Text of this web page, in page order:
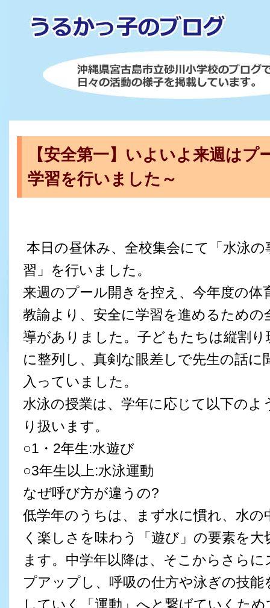
【安全第一】いよいよ来週は
学習を行いました～
本日の昼休み、全校集会にて「水泳の
習」を行いました。
来週のプール開きを控え、今年度の体
教諭より、安全に学習を進めるための
導がありました。子どもたちは縦割り
に整列し、真剣な眼差しで先生の話に
入っていました。
水泳の授業は、学年に応じて以下のよ
り扱います。
○1・2年生:水遊び
○3年生以上:水泳運動
なぜ呼び方が違うの?
低学年のうちは、まず水に慣れ、水の
く楽しさを味わう「遊び」の要素を大
ます。中学年以降は、そこからさらに
プアップし、呼吸の仕方や泳ぎの技能
していく「運動」へと繋げていくため